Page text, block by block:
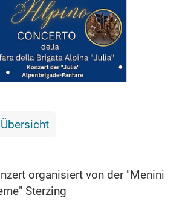
organisiert von der "Menini
Sterzing